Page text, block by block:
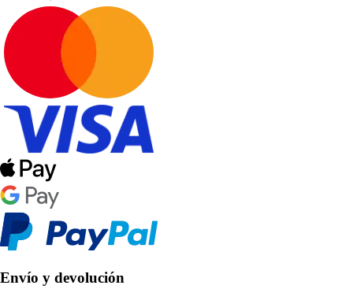
Envío y devolución